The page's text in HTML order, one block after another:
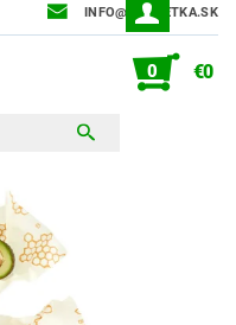
INFO@EKONETKA.SK
0 €0